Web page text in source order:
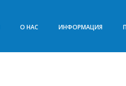
О НАС ИНФОРМАЦИЯ